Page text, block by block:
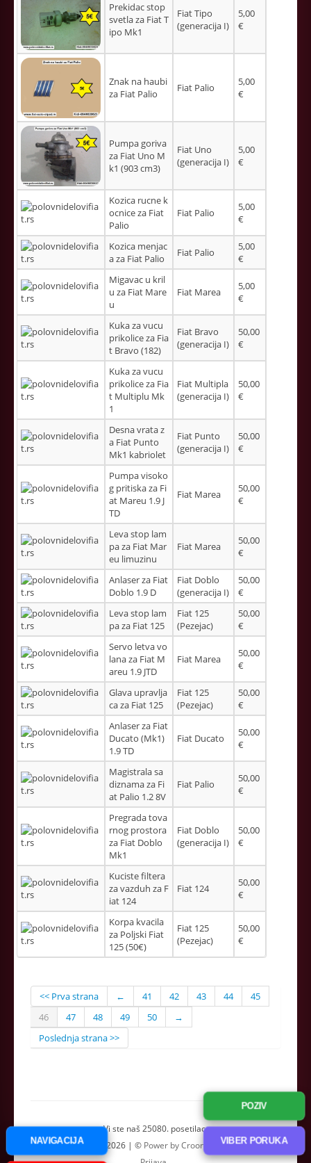
POZIV
VIBER PORUKA
NAVIGACIJA
Prekidac stop
svetla za Fiat T
ipo Mk1
Fiat Tipo
(generacija I)
5,00
€
Znak na haubi
za Fiat Palio
Fiat Palio
5,00
€
Pumpa goriva
za Fiat Uno M
k1 (903 cm3)
Fiat Uno
(generacija I)
5,00
€
Kozica rucne k
ocnice za Fiat
Palio
Fiat Palio
5,00
€
Kozica menjac
a za Fiat Palio
Fiat Palio
5,00
€
Migavac u kril
u za Fiat Mare
u
Fiat Marea
5,00
€
Kuka za vucu
prikolice za Fia
t Bravo (182)
Fiat Bravo
(generacija I)
50,00
€
Kuka za vucu
prikolice za Fia
t Multiplu Mk
1
Fiat Multipla
(generacija I)
50,00
€
Desna vrata z
a Fiat Punto
Mk1 kabriolet
Fiat Punto
(generacija I)
50,00
€
Pumpa visoko
g pritiska za Fi
at Mareu 1.9 J
TD
Fiat Marea
50,00
€
Leva stop lam
pa za Fiat Mar
eu limuzinu
Fiat Marea
50,00
€
Anlaser za Fiat
Doblo 1.9 D
Fiat Doblo
(generacija I)
50,00
€
Leva stop lam
pa za Fiat 125
Fiat 125
(Pezejac)
50,00
€
Servo letva vo
lana za Fiat M
areu 1.9 JTD
Fiat Marea
50,00
€
Glava upravlja
ca za Fiat 125
Fiat 125
(Pezejac)
50,00
€
Anlaser za Fiat
Ducato (Mk1)
1.9 TD
Fiat Ducato
50,00
€
Magistrala sa
diznama za Fi
at Palio 1.2 8V
Fiat Palio
50,00
€
Pregrada tova
rnog prostora
za Fiat Doblo
Mk1
Fiat Doblo
(generacija I)
50,00
€
Kuciste filtera
za vazduh za F
iat 124
Fiat 124
50,00
€
Korpa kvacila
za Poljski Fiat
125 (50€)
Fiat 125
(Pezejac)
50,00
€
<< Prva strana ← 41 42 43 44
45
46
47 48 49 50
→
Poslednja strana >>
Vi ste naš 25080. posetilac.
Auto Otpad Fiat | 2026 | © Power by Croonus Technologies|